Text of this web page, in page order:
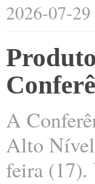
2026-07-29
A
Alto Nível
feira